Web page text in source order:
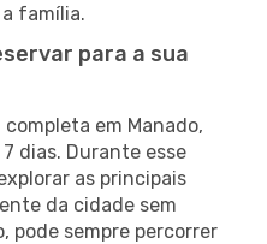
família.
para a sua
em Manado,
dias. Durante esse
as principais
da cidade sem
pode sempre percorrer